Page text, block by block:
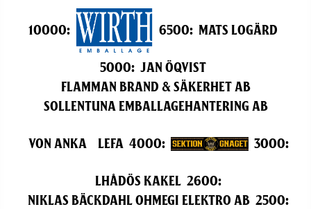
10000: 6500: Mats Logärd
5000: Jan Öqvist
Flamman Brand & Säkerhet AB
Sollentuna Emballagehantering AB
Von Anka LEFA 4000: 3000:
Lhådös Kakel 2600:
Niklas Bäckdahl OHMEGI ELEKTRO AB 2500: